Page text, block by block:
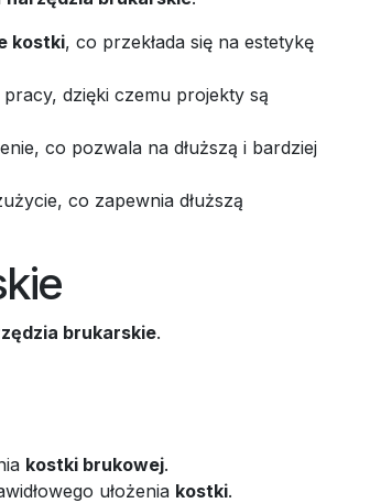
kostki, co przekłada się na estetykę
dzięki czemu projekty są
co pozwala na dłuższą i bardziej
co zapewnia dłuższą
brukarskie.
kostki brukowej.
ułożenia kostki.